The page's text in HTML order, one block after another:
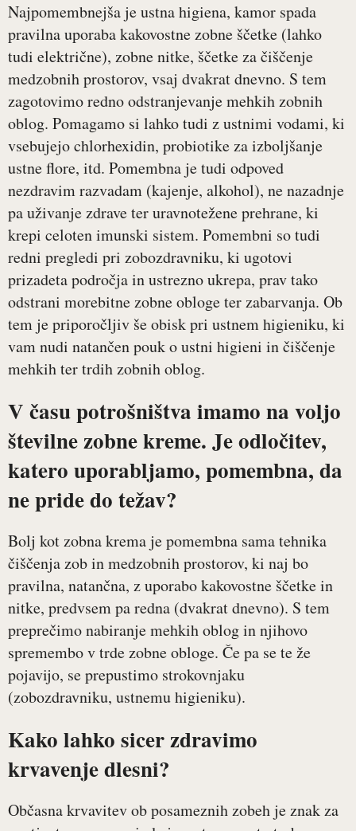
Najpomembnejša je ustna higiena, kamor spada
pravilna uporaba kakovostne zobne ščetke (lahko
tudi električne), zobne nitke, ščetke za čiščenje
medzobnih prostorov, vsaj dvakrat dnevno. S tem
zagotovimo redno odstranjevanje mehkih zobnih
oblog. Pomagamo si lahko tudi z ustnimi vodami, ki
vsebujejo chlorhexidin, probiotike za izboljšanje
ustne flore, itd. Pomembna je tudi odpoved
nezdravim razvadam (kajenje, alkohol), ne nazadnje
pa uživanje zdrave ter uravnotežene prehrane, ki
krepi celoten imunski sistem. Pomembni so tudi
redni pregledi pri zobozdravniku, ki ugotovi
prizadeta področja in ustrezno ukrepa, prav tako
odstrani morebitne zobne obloge ter zabarvanja. Ob
tem je priporočljiv še obisk pri ustnem higieniku, ki
vam nudi natančen pouk o ustni higieni in čiščenje
mehkih ter trdih zobnih oblog.
V času potrošništva imamo na voljo
številne zobne kreme. Je odločitev,
katero uporabljamo, pomembna, da
ne pride do težav?
Bolj kot zobna krema je pomembna sama tehnika
čiščenja zob in medzobnih prostorov, ki naj bo
pravilna, natančna, z uporabo kakovostne ščetke in
nitke, predvsem pa redna (dvakrat dnevno). S tem
preprečimo nabiranje mehkih oblog in njihovo
spremembo v trde zobne obloge. Če pa se te že
pojavijo, se prepustimo strokovnjaku
(zobozdravniku, ustnemu higieniku).
Kako lahko sicer zdravimo
krvavenje dlesni?
Občasna krvavitev ob posameznih zobeh je znak za